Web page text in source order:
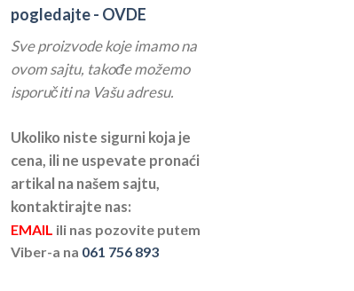
pogledajte - OVDE
Sve proizvode koje imamo na
ovom sajtu, takođe možemo
isporučiti na Vašu adresu.
Ukoliko niste sigurni koja je
cena, ili ne uspevate pronaći
artikal na našem sajtu,
kontaktirajte nas:
EMAIL ili nas pozovite putem
Viber-a na 061 756 893